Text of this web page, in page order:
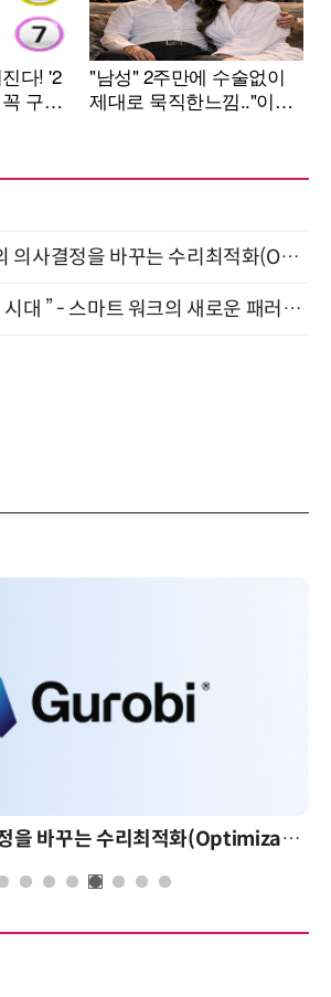
[올쇼TV] AI 시대의 의사결정을 바꾸는 수리최적화(Optimization) 소개 (8/20 생방송)
“AI와 함께 일하는 시대 ” - 스마트 워크의 새로운 패러다임 (9/11)
AI 시대의 의사결정을 바꾸는 수리최적화(Optimization): 실제 산업 적용 사례와 활용 전략